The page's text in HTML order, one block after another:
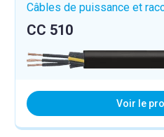
Câbles de puissance et
CC 510
Voir le